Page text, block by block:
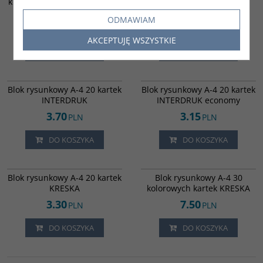
kolory INTERDRUK
5.01PLN
DO KOSZYKA
3.80PLN
DO KOSZYKA
Blok rysunkowy A-4 20 kartek
INTERDRUK
3.70PLN
DO KOSZYKA
Blok rysunkowy A-4 20 kartek
INTERDRUK economy
3.15PLN
DO KOSZYKA
Blok rysunkowy A-4 20 kartek
KRESKA
3.30PLN
DO KOSZYKA
Blok rysunkowy A-4 30
kolorowych kartek KRESKA
7.50PLN
DO KOSZYKA
ODMAWIAM
AKCEPTUJĘ WSZYSTKIE